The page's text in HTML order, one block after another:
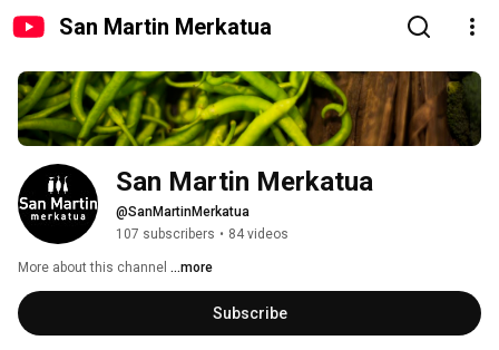
San Martin Merkatua
San Martin Merkatua
@SanMartinMerkatua
107 subscribers • 84 videos
More about this channel ...more
Subscribe